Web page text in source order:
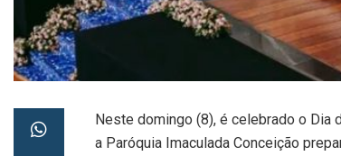
Neste domingo (8), é celebrado o Dia
a Paróquia Imaculada Conceição